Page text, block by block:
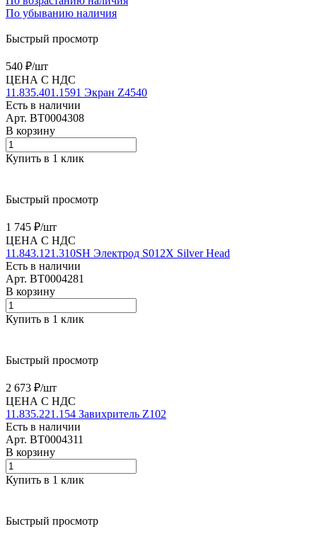
По убыванию наличия
Быстрый просмотр
540 ₽/шт
ЦЕНА С НДС
11.835.401.1591 Экран Z4540
Есть в наличии
Арт. BT0004308
В корзину
Купить в 1 клик
Быстрый просмотр
1 745 ₽/шт
ЦЕНА С НДС
11.843.121.310SH Электрод S012X Silver Head
Есть в наличии
Арт. BT0004281
В корзину
Купить в 1 клик
Быстрый просмотр
2 673 ₽/шт
ЦЕНА С НДС
11.835.221.154 Завихритель Z102
Есть в наличии
Арт. BT0004311
В корзину
Купить в 1 клик
Быстрый просмотр